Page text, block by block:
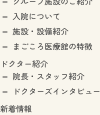
入院について
施設・設備紹介
まごころ医療館の特徴
ドクター紹介
院長・スタッフ紹介
ドクターズインタビュー
新着情報